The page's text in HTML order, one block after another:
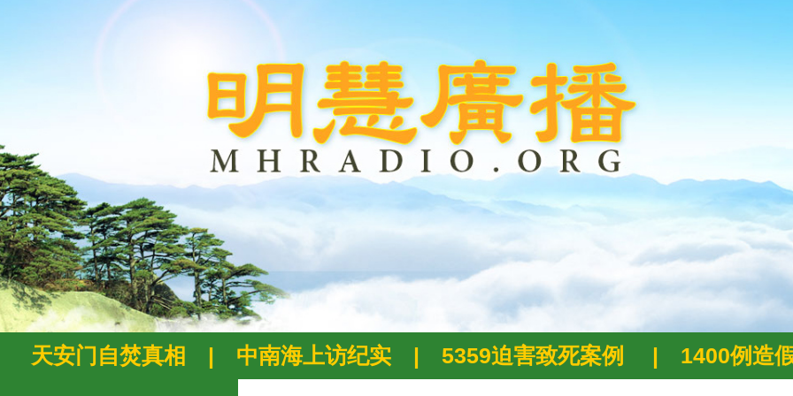
天安门自焚真相 | 中南海上访纪实 | 5359迫害致死案例 | 1400例造